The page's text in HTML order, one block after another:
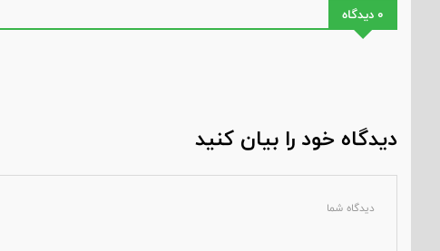
0 دیدگاه
دیدگاه خود را بیان کنید